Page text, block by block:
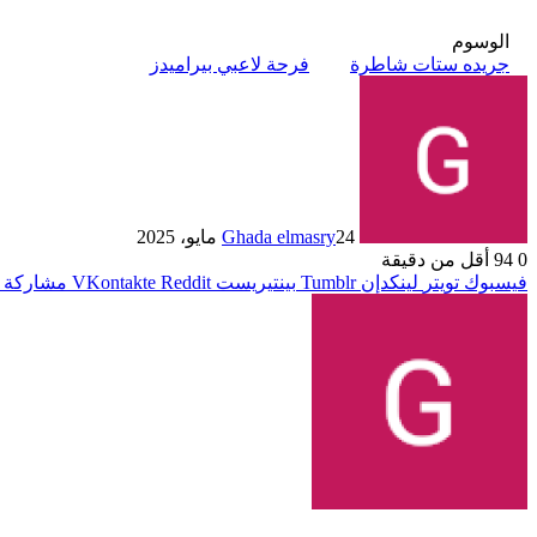
الوسوم
جريده ستات شاطرة
فرحة لاعبي بيراميدز
Ghada elmasry24 مايو، 2025
0
أقل من دقيقة
فيسبوك تويتر لينكدإن بينتيريست مشاركة